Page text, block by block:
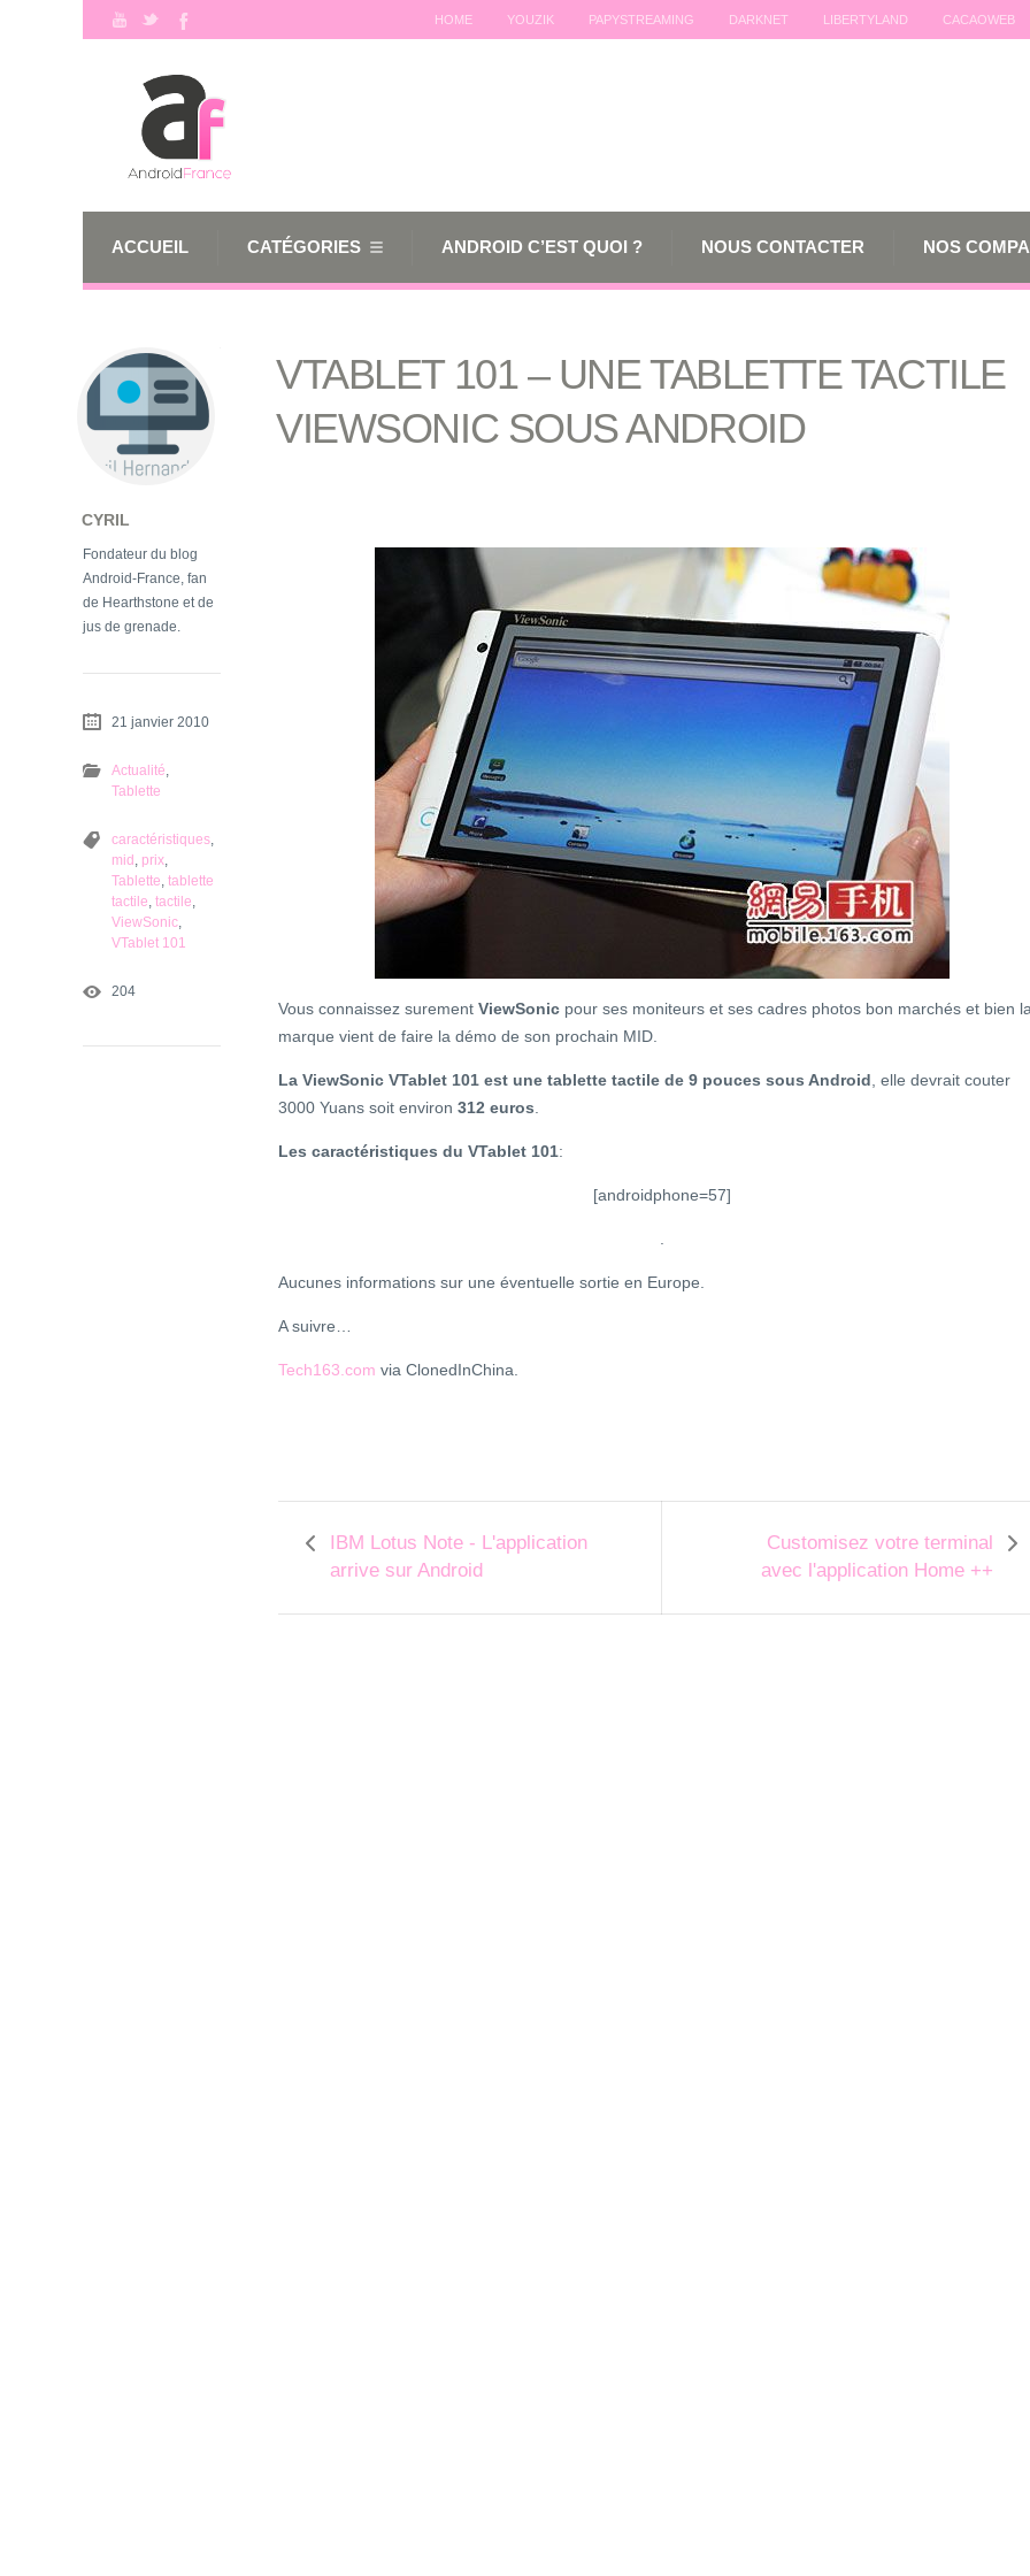
HOME YOUZIK PAPYSTREAMING DARKNET LIBERTYLAND CACAOWEB
ACCUEIL CATÉGORIES ANDROID C’EST QUOI ? NOUS CONTACTER NOS
VTABLET 101 – UNE TABLETTE TACTILE
VIEWSONIC SOUS ANDROID
Vous connaissez surement ViewSonic pour ses moniteurs et ses cadres photos bon marchés et bien
marque vient de faire la démo de son prochain MID.
La ViewSonic VTablet 101 est une tablette tactile de 9 pouces sous Android , elle devrait couter
3000 Yuans soit environ 312 euros
Les caractéristiques du VTablet 101:
[androidphone=57]
Aucunes informations sur une éventuelle sortie en Europe.
A suivre…
Tech163.com via ClonedInChina.
IBM Lotus Note - L'application
arrive sur Android
Customisez votre terminal
avec l'application Home ++
CYRIL
Fondateur du blog
Android-France, fan
de Hearthstone et de
jus de grenade.
21 janvier 2010
Actualité
Tablette
caractéristiques
mid prix
Tablette tablette
tactile tactile
ViewSonic
VTablet 101
204